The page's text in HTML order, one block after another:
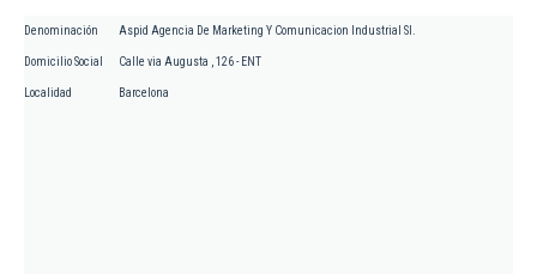
Denominación Aspid Agencia De Marketing Y Comunicacion Industrial Sl.
Domicilio Social Calle via Augusta , 126 - ENT
Localidad Barcelona